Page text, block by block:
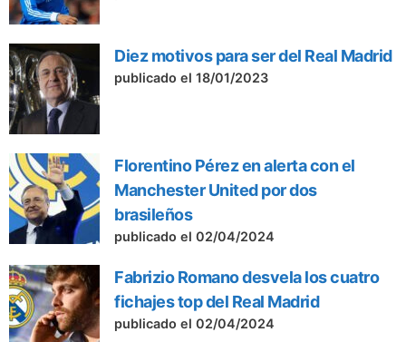
Diez motivos para ser del Real Madrid
publicado el 18/01/2023
Florentino Pérez en alerta con el
Manchester United por dos
brasileños
publicado el 02/04/2024
Fabrizio Romano desvela los cuatro
fichajes top del Real Madrid
publicado el 02/04/2024